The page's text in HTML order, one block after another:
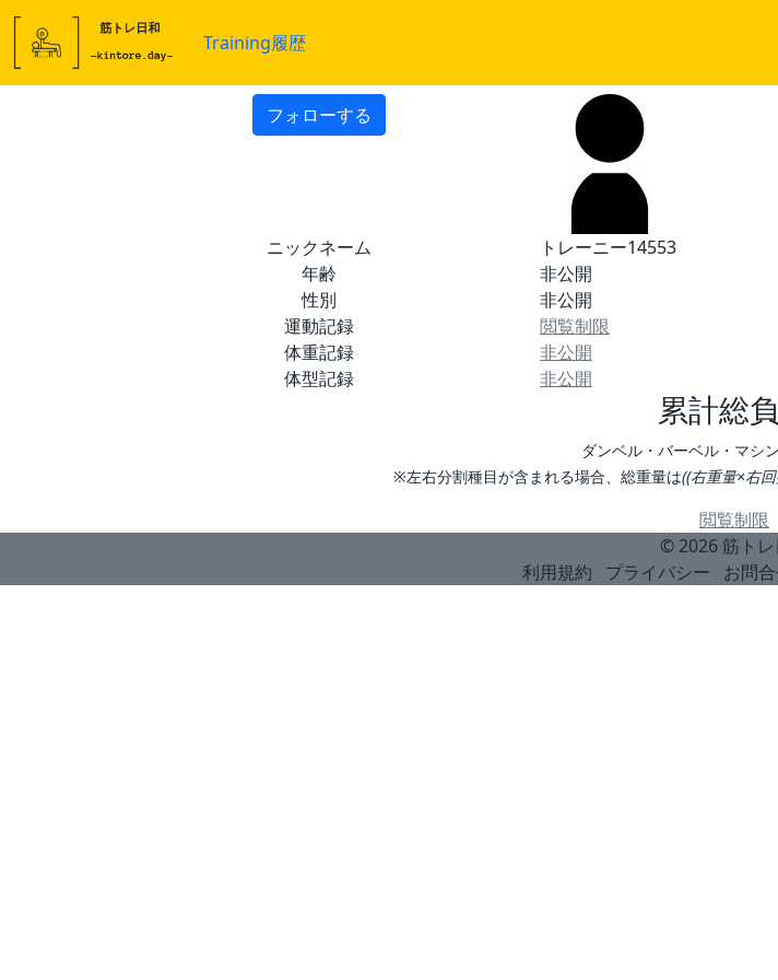
Training履歴
フォローする
ニックネーム
トレーニー14553
年齢
非公開
性別
非公開
運動記録
閲覧制限
体重記録
非公開
体型記録
非公開
累計総
ダンベル・バーベル・マシ
※左右分割種目が含まれる場合、総重量は((右重量×右
閲覧制限
© 2026 筋ト
利用規約
プライバシー お問